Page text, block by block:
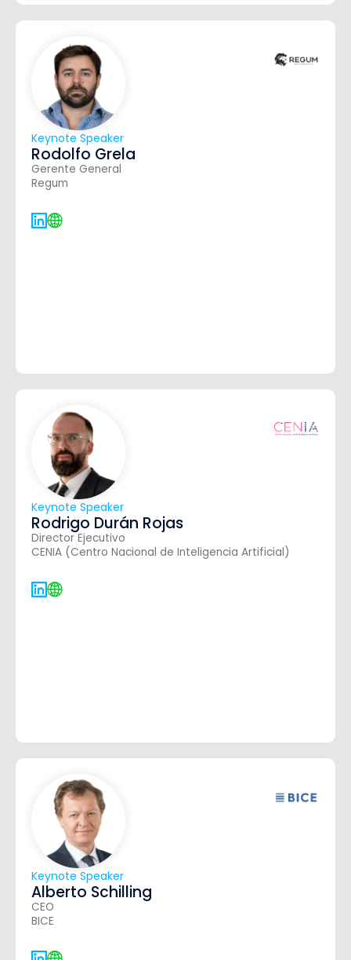
Keynote Speaker
Rodolfo Grela
Gerente General
Regum
Keynote Speaker
Rodrigo Durán Rojas
Director Ejecutivo
CENIA (Centro Nacional de Inteligencia Artificial)
Keynote Speaker
Alberto Schilling
CEO
BICE